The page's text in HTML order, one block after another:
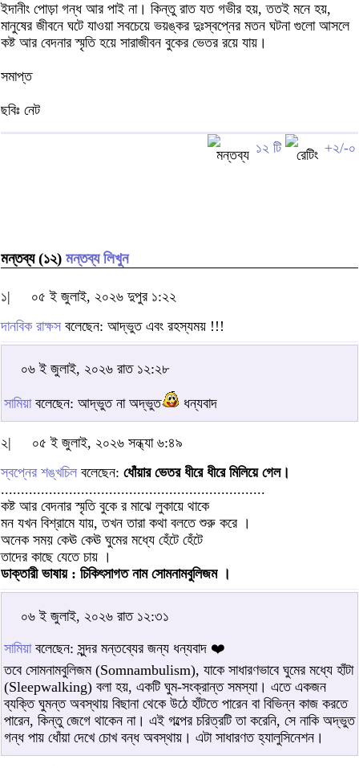
ইদানীং পোড়া গন্ধ আর পাই না। কিন্তু রাত যত গভীর হয়, ততই মনে হয়,
মানুষের জীবনে ঘটে যাওয়া সবচেয়ে ভয়ঙ্কর দুঃস্বপ্নের মতন ঘটনা গুলো আসলে
কষ্ট আর বেদনার স্মৃতি হয়ে সারাজীবন বুকের ভেতর রয়ে যায়।
সমাপ্ত
ছবিঃ নেট
১২ টি +২/-০
মন্তব্য (১২) মন্তব্য লিখুন
১|
০৫ ই জুলাই, ২০২৬ দুপুর ১:২২
দানবিক রাক্ষস বলেছেন: আদ্ভুত এবং রহস্যময় !!!
০৬ ই জুলাই, ২০২৬ রাত ১২:২৮
সামিয়াবলেছেন: আদ্ভুত না অদ্ভুত ধন্যবাদ
২|
০৫ ই জুলাই, ২০২৬ সন্ধ্যা ৬:৪৯
স্বপ্নের শঙ্খচিল বলেছেন: ধোঁয়ার ভেতর ধীরে ধীরে মিলিয়ে গেল।
..................................................................
কষ্ট আর বেদনার স্মৃতি বুকে র মাঝে লুকায়ে থাকে
মন যখন বিশ্রামে যায়, তখন তারা কথা বলতে শুরু করে ।
অনেক সময় কেঊ কেঊ ঘুমের মধ্যে হেঁটে হেঁটে
তাদের কাছে যেতে চায় ।
ডাক্তারী ভাষায় : চিকিৎসাগত নাম সোমনামবুলিজম ।
০৬ ই জুলাই, ২০২৬ রাত ১২:৩১
সামিয়াবলেছেন: সুন্দর মন্তব্যের জন্য ধন্যবাদ ❤️
তবে সোমনামবুলিজম (Somnambulism), যাকে সাধারণভাবে ঘুমের মধ্যে হাঁটা
(Sleepwalking) বলা হয়, একটি ঘুম-সংক্রান্ত সমস্যা। এতে একজন
ব্যক্তি ঘুমন্ত অবস্থায় বিছানা থেকে উঠে হাঁটতে পারেন বা বিভিন্ন কাজ করতে
পারেন, কিন্তু জেগে থাকেন না। এই গল্পের চরিত্রটি তা করেনি, সে নাকি অদ্ভুত
গন্ধ পায় ধোঁয়া দেখে চোখ বন্ধ অবস্থায়। এটা সাধারণত হ্যালুসিনেশন।